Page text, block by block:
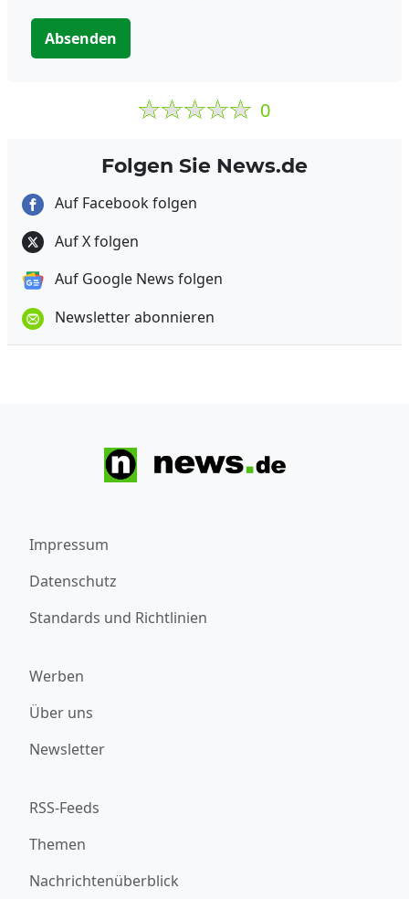
Absenden
0
Folgen Sie News.de
Auf Facebook folgen
Auf X folgen
Auf Google News folgen
Newsletter abonnieren
Impressum
Datenschutz
Standards und Richtlinien
Werben
Über uns
Newsletter
RSS-Feeds
Themen
Nachrichtenüberblick